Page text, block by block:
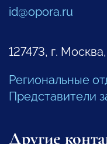
id@opora.ru
127473, г.
Региональные
Представители
Другие